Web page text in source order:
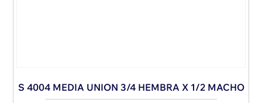
S 4004 MEDIA UNION 3/4 HEMBRA X 1/2 MACHO